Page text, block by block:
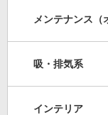
メンテナンス（
吸・排気系
インテリア